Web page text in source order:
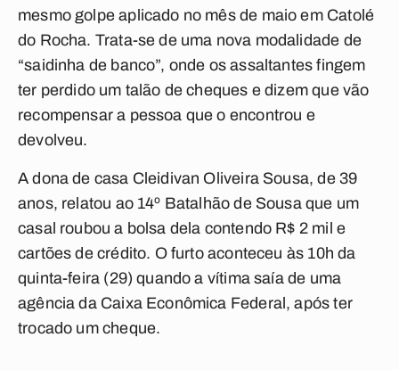
mesmo golpe aplicado no mês de maio em Catolé
do Rocha. Trata-se de uma nova modalidade de
“saidinha de banco”, onde os assaltantes fingem
ter perdido um talão de cheques e dizem que vão
recompensar a pessoa que o encontrou e
devolveu.
A dona de casa Cleidivan Oliveira Sousa, de 39
anos, relatou ao 14º Batalhão de Sousa que um
casal roubou a bolsa dela contendo R$ 2 mil e
cartões de crédito. O furto aconteceu às 10h da
quinta-feira (29) quando a vítima saía de uma
agência da Caixa Econômica Federal, após ter
trocado um cheque.